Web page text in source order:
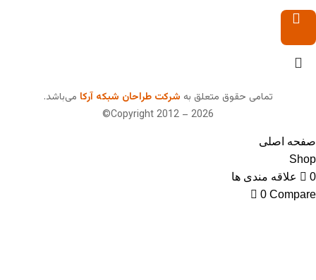
تمامی حقوق متعلق به شرکت طراحان شبکه آرکا می‌باشد.
Copyright 2012 – 2026©
صفحه اصلی
Shop
0
علاقه مندی ها
0 Compare